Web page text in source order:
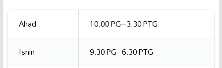
Ahad
10:00 PG–3:30 PTG
Isnin
9:30 PG–6:30 PTG